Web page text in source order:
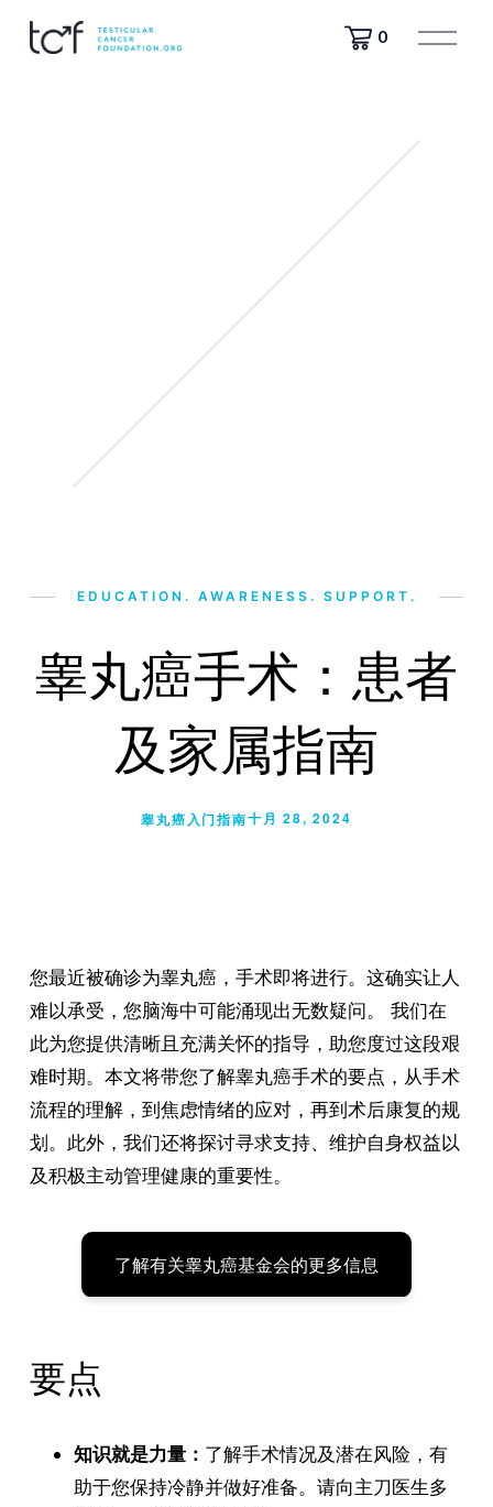
0
打
EDUCATION. AWARENESS. SUPPORT.
睾丸癌手术：患者
及家属指南
睾丸癌入门指南十月 28, 2024
您最近被确诊为睾丸癌，手术即将进行。这确实让人
难以承受，您脑海中可能涌现出无数疑问。 我们在
此为您提供清晰且充满关怀的指导，助您度过这段艰
难时期。本文将带您了解睾丸癌手术的要点，从手术
流程的理解，到焦虑情绪的应对，再到术后康复的规
划。此外，我们还将探讨寻求支持、维护自身权益以
及积极主动管理健康的重要性。
了解有关睾丸癌基金会的更多信息
要点
知识就是力量： 了解手术情况及潜在风险，有
助于您保持冷静并做好准备。请向主刀医生多